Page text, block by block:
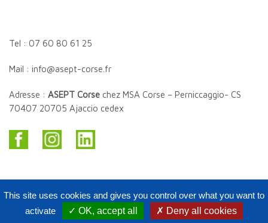
Tel : 07 60 80 61 25
Mail : info@asept-corse.fr
Adresse : ASEPT Corse chez MSA Corse – Perniccaggio- CS
70407 20705 Ajaccio cedex
Copyright Asept Corse 2020. Tous droits réservés.
This site uses cookies and gives you control over what you want to
activate
✓ OK, accept all
✗ Deny all cookies